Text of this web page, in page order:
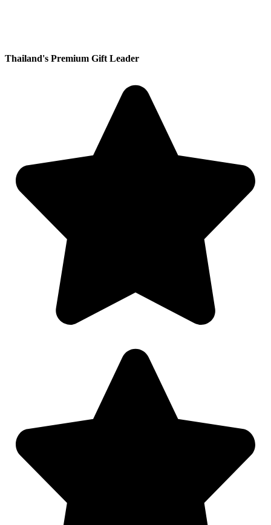
Thailand's Premium Gift Leader